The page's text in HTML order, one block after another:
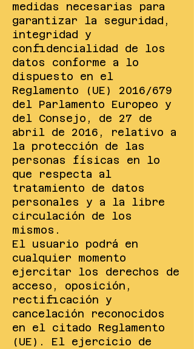
medidas necesarias para
garantizar la seguridad,
integridad y
confidencialidad de los
datos conforme a lo
dispuesto en el
Reglamento (UE) 2016/679
del Parlamento Europeo y
del Consejo, de 27 de
abril de 2016, relativo a
la protección de las
personas físicas en lo
que respecta al
tratamiento de datos
personales y a la libre
circulación de los
mismos.
El usuario podrá en
cualquier momento
ejercitar los derechos de
acceso, oposición,
rectificación y
cancelación reconocidos
en el citado Reglamento
(UE). El ejercicio de